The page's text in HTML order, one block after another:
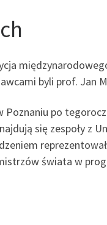
byli prof. Jan
Poznaniu po
się zespoły z
świata w